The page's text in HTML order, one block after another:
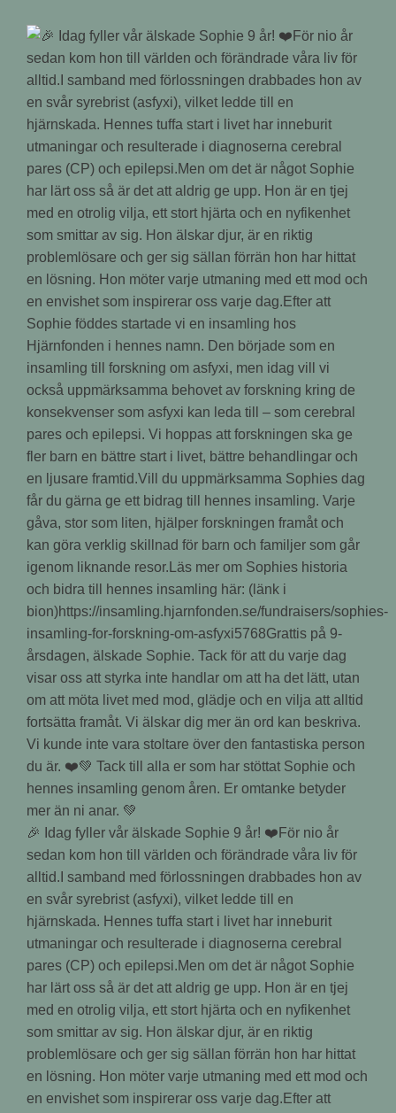
🎉 Idag fyller vår älskade Sophie 9 år! ❤️För nio år
sedan kom hon till världen och förändrade våra liv för
alltid.I samband med förlossningen drabbades hon av
en svår syrebrist (asfyxi), vilket ledde till en
hjärnskada. Hennes tuffa start i livet har inneburit
utmaningar och resulterade i diagnoserna cerebral
pares (CP) och epilepsi.Men om det är något Sophie
har lärt oss så är det att aldrig ge upp. Hon är en tjej
med en otrolig vilja, ett stort hjärta och en nyfikenhet
som smittar av sig. Hon älskar djur, är en riktig
problemlösare och ger sig sällan förrän hon har hittat
en lösning. Hon möter varje utmaning med ett mod och
en envishet som inspirerar oss varje dag.Efter att